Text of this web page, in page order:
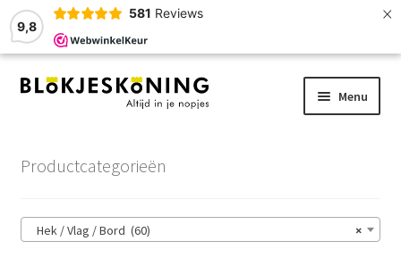
9,8
581 Reviews ×
Ga
Ga
Menu
Winkelmand
Productcategorieën
×
Hek / Vlag / Bord (60)